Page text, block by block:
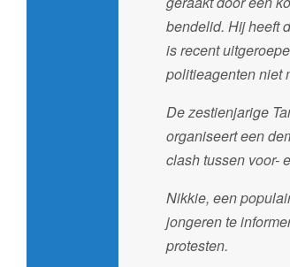
bendelid. Hij heeft
is recent
politieagenten niet
De zestienjarige
organiseert een
clash tussen voor-
Nikkie, een
jongeren te
protesten.